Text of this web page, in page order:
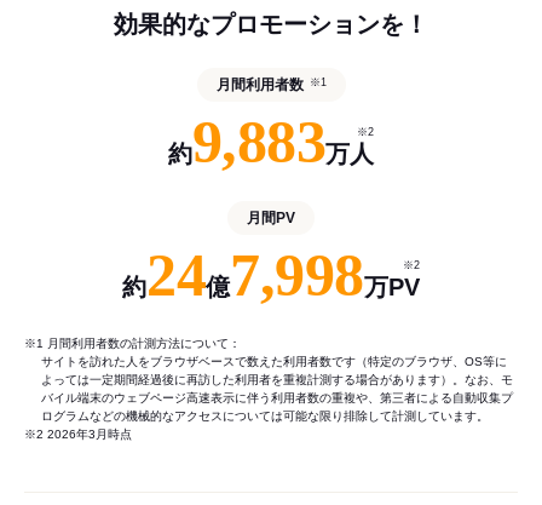
効果的なプロモーションを！
月間利用者数 ※1
約9,883万人
※2
月間PV
約24億7,998万PV
※2
※1 月間利用者数の計測方法について：
サイトを訪れた人をブラウザベースで数えた利用者数です（特定のブラウザ、OS等に
よっては一定期間経過後に再訪した利用者を重複計測する場合があります）。なお、モ
バイル端末のウェブページ高速表示に伴う利用者数の重複や、第三者による自動収集プ
ログラムなどの機械的なアクセスについては可能な限り排除して計測しています。
※2 2026年3月時点